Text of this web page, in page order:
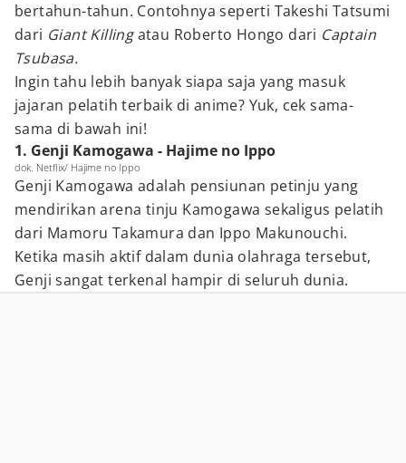
bertahun-tahun. Contohnya seperti Takeshi Tatsumi
dari Giant Killingatau Roberto Hongo dari Captain
Tsubasa.
Ingin tahu lebih banyak siapa saja yang masuk
jajaran pelatih terbaik di anime? Yuk, cek sama-
sama di bawah ini!
1. Genji Kamogawa - Hajime no Ippo
dok. Netflix/ Hajime no Ippo
Genji Kamogawa adalah pensiunan petinju yang
mendirikan arena tinju Kamogawa sekaligus pelatih
dari Mamoru Takamura dan Ippo Makunouchi.
Ketika masih aktif dalam dunia olahraga tersebut,
Genji sangat terkenal hampir di seluruh dunia.